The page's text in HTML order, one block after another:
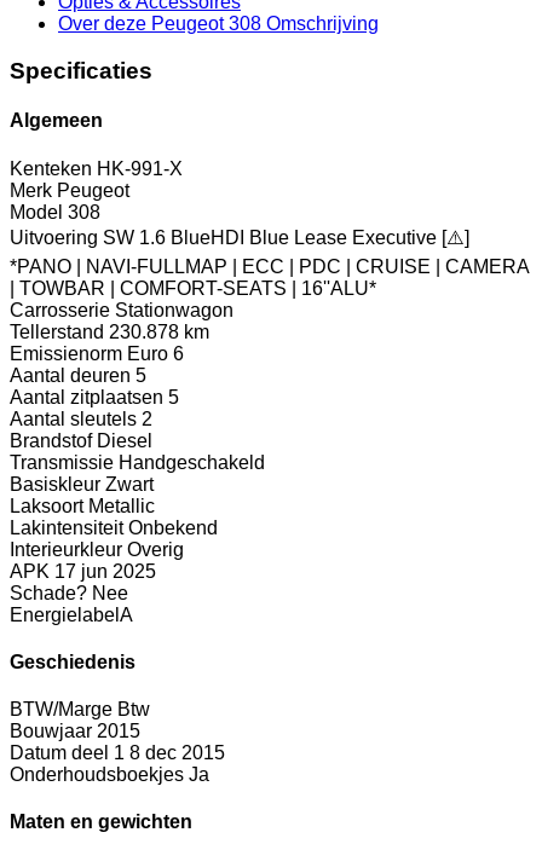
Over deze Peugeot 308 Omschrijving
Specificaties
Algemeen
Kenteken HK-991-X
Merk Peugeot
Model 308
Uitvoering SW 1.6 BlueHDI Blue Lease Executive [⚠️]
*PANO | NAVI-FULLMAP | ECC | PDC | CRUISE | CAMERA
| TOWBAR | COMFORT-SEATS | 16''ALU*
Carrosserie Stationwagon
Tellerstand 230.878 km
Emissienorm Euro 6
Aantal deuren 5
Aantal zitplaatsen 5
Aantal sleutels 2
Brandstof Diesel
Transmissie Handgeschakeld
Basiskleur Zwart
Laksoort Metallic
Lakintensiteit Onbekend
Interieurkleur Overig
APK 17 jun 2025
Schade? Nee
Energielabel A
Geschiedenis
BTW/Marge Btw
Bouwjaar 2015
Datum deel 1 8 dec 2015
Onderhoudsboekjes Ja
Maten en gewichten